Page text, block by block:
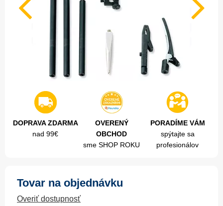
DOPRAVA ZDARMA
nad 99€
OVERENÝ
OBCHOD
sme SHOP ROKU
PORADÍME VÁM
spýtajte sa
profesionálov
Tovar na objednávku
Overiť dostupnosť